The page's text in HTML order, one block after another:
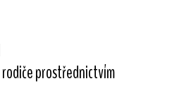
prostřednictvím